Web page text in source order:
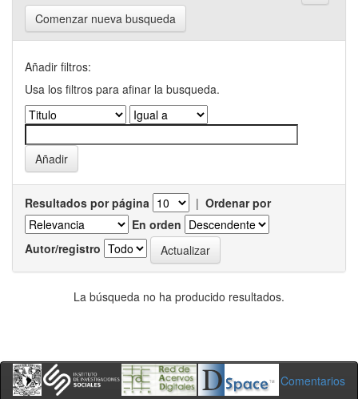
Comenzar nueva busqueda
Añadir filtros:
Usa los filtros para afinar la busqueda.
Resultados por página | Ordenar por
En orden
Autor/registro
La búsqueda no ha producido resultados.
Comentarios